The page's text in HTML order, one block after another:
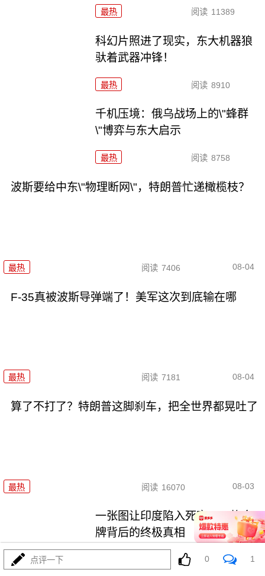
最热 阅读 11389
科幻片照进了现实，东大机器狼
驮着武器冲锋！
最热 阅读 8910
千机压境：俄乌战场上的\"蜂群
\"博弈与东大启示
最热 阅读 8758
波斯要给中东\"物理断网\"，特朗普忙递橄榄枝？
最热 阅读 7406 08-04
F-35真被波斯导弹端了！美军这次到底输在哪
最热 阅读 7181 08-04
算了不打了？特朗普这脚刹车，把全世界都晃吐了
最热 阅读 16070 08-03
一张图让印度陷入死寂，五枚金
牌背后的终极真相
阅读 11137
点评一下 0 1